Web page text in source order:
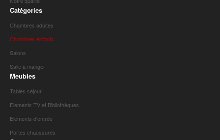
Catégories
Chambres adultes
Chambres enfants
Salons
Salle à manger
Meubles
Tables séjour
Elements TV et Bibliothèques
Elements d'entrée
Portes chaussures